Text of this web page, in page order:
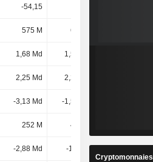
-54,15
575 M 687 M
1,68 Md 1,59 Md
2,25 Md 2,28 Md
-3,13 Md -1,53 Md
252 M 428 M
-2,88 Md -1,1 Md
Cryptomonnaies